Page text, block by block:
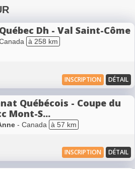
Dh - Val Saint-Côme
à 258 km
INSCRIPTION DÉTAIL
Québécois - Coupe du
Mont-S...
- Canada à 57 km
INSCRIPTION DÉTAIL